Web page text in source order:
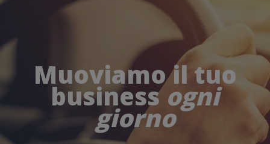
Muoviamo il tuo
businessogni
giorno